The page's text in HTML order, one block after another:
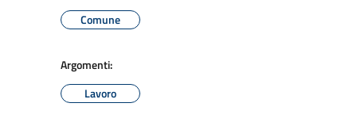
Comune
Argomenti:
Lavoro